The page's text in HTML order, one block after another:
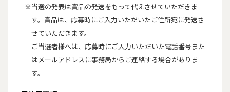
※当選の発表は賞品の発送をもって代えさせていただきま
す。賞品は、応募時にご入力いただいたご住所宛に発送さ
せていただきます。
ご当選者様へは、応募時にご入力いただいた電話番号また
はメールアドレスに事務局からご連絡する場合がありま
す。